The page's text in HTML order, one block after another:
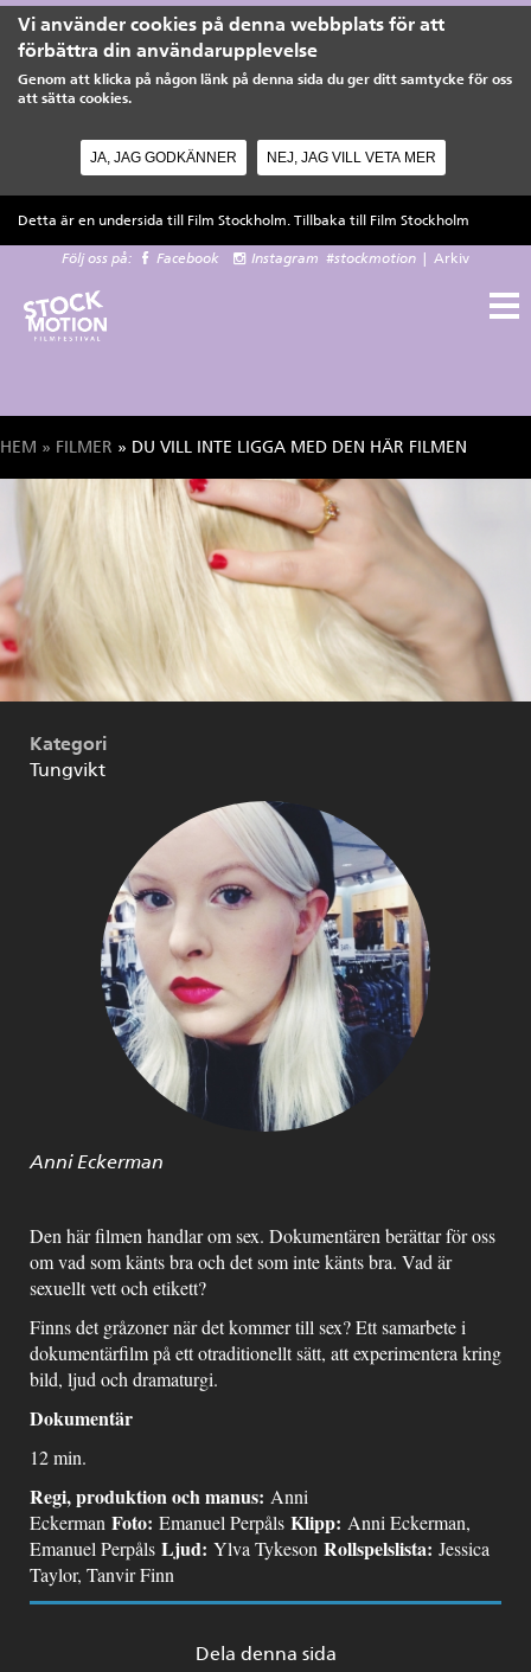
Vi använder cookies på denna webbplats för att
förbättra din användarupplevelse
Genom att klicka på någon länk på denna sida du ger ditt samtycke för oss
att sätta cookies.
JA, JAG GODKÄNNER NEJ, JAG VILL VETA MER
Detta är en undersida till Film Stockholm. Tillbaka till Film Stockholm
Följ oss på: Facebook Instagram #stockmotion Arkiv
Du är här
HEM » FILMER » DU VILL INTE LIGGA MED DEN HÄR FILMEN
Kategori
Tungvikt
Anni Eckerman
Den här filmen handlar om sex. Dokumentären berättar för oss
om vad som känts bra och det som inte känts bra. Vad är
sexuellt vett och etikett?
Finns det gråzoner när det kommer till sex? Ett samarbete i
dokumentärfilm på ett otraditionellt sätt, att experimentera kring
bild, ljud och dramaturgi.
Dokumentär
12 min.
Regi, produktion och manus: Anni
Eckerman Foto: Emanuel Perpåls Klipp: Anni Eckerman,
Emanuel Perpåls Ljud: Ylva Tykeson Rollspelslista: Jessica
Taylor, Tanvir Finn
Dela denna sida